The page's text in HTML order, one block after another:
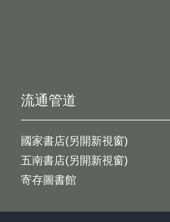
流通管道
國家書店(另開新視窗)
五南書店(另開新視窗)
寄存圖書館